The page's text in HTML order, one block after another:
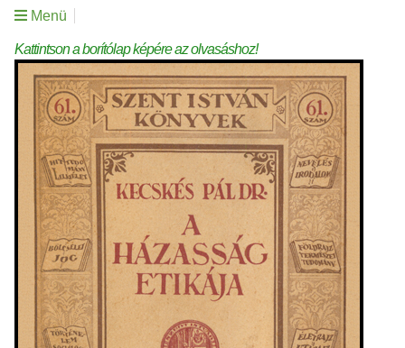
Menü
Kattintson a borítólap képére az olvasáshoz!